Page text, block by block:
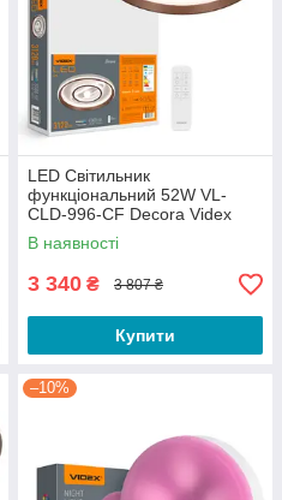
LED Світильник
функціональний 52W VL-
CLD-996-CF Decora Videx
В наявності
3 340 ₴ 3 807 ₴
Купити
–10%